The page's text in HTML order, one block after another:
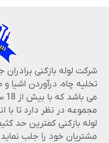
شرکت لوله بازکنی
تخلیه چاه، درآوردن اشیا
مجموعه در نظر دارد تا
لوله بازکنی کمترین حد
مشتریان خود را جلب